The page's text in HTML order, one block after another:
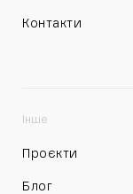
Контакти
Інше
Проєкти
Блог